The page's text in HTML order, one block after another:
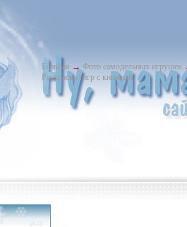
Главная → Фото самодельных игрушек
Раскраска тигр с книжкой